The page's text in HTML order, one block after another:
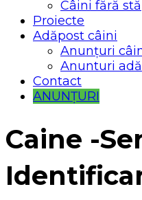
Câini fără
Proiecte
Adăpost câini
Anunțuri
Anunturi
Contact
ANUNȚURI
Caine -